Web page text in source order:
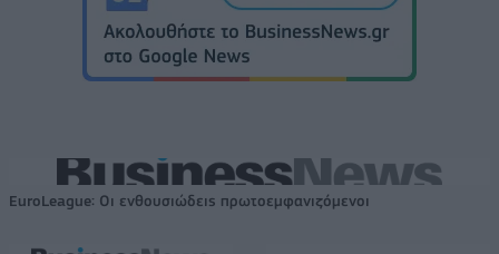
EuroLeague: Οι ενθουσιώδεις πρωτοεμφανιζόμενοι